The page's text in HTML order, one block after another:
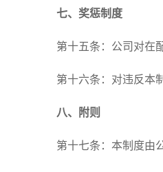
七、奖惩制度
第十五条：公司对在
第十六条：对违反本
八、附则
第十七条：本制度由